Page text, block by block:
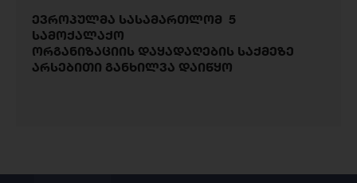
ევროპულმა სასამართლომ 5
სამოქალაქო
ორგანიზაციის დაყადაღების საქმეზე
არსებითი განხილვა დაიწყო